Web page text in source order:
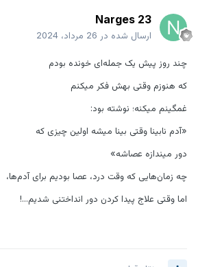
Narges 23
ارسال شده در 26 مرداد، 2024
چند روز پیش یک جمله‌ای خونده بودم
که هنوزم وقتی بهش فکر میکنم
غمگینم میکنه؛ نوشته بود:
«آدم نابینا وقتی بینا میشه اولین چیزی که
دور میندازه عصاشه»
چه زمان‌هایی که وقت درد، عصا بودیم برای آدم‌ها،
اما وقتی علاج پیدا کردن دور انداختنی شدیم...!